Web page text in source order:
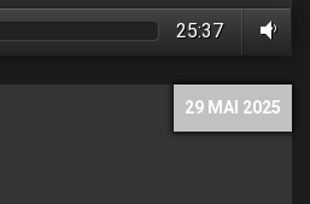
25:37
29 MAI 2025